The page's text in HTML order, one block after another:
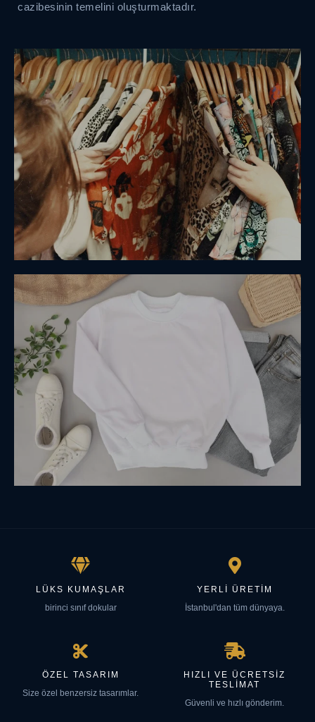
cazibesinin temelini oluşturmaktadır.
LÜKS KUMAŞLAR
birinci sınıf dokular
YERLI ÜRETIM
İstanbul'dan tüm dünyaya.
ÖZEL TASARIM
Size özel benzersiz tasarımlar.
HIZLI VE ÜCRETSIZ
TESLIMAT
Güvenli ve hızlı gönderim.